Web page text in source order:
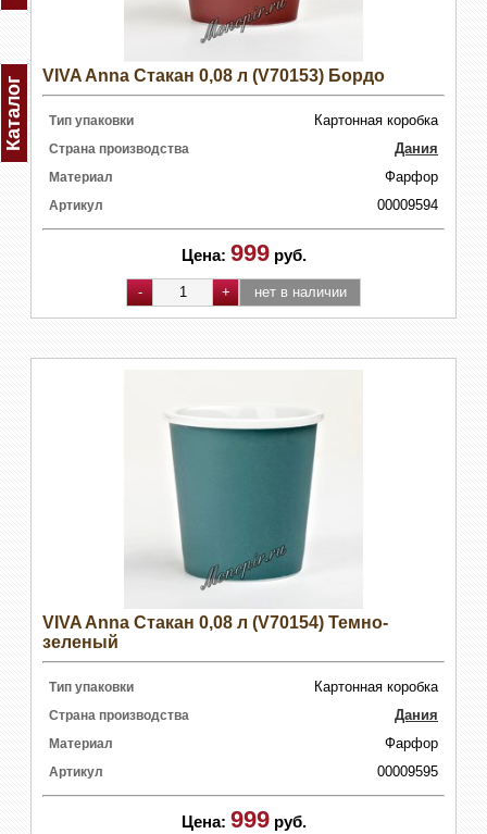
Каталог VIVA Anna Стакан 0,08 л (V70153) Бордо
Тип упаковки Картонная коробка
Страна производства Дания
Материал Фарфор
Артикул 00009594
Цена: 999 руб.
VIVA Anna Стакан 0,08 л (V70154) Темно-
зеленый
Тип упаковки Картонная коробка
Страна производства Дания
Материал Фарфор
Артикул 00009595
Цена: 999 руб.